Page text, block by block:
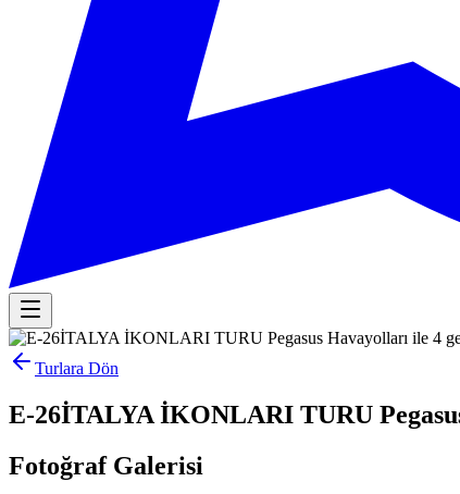
Turlara Dön
E-26İTALYA İKONLARI TURU
Fotoğraf Galerisi